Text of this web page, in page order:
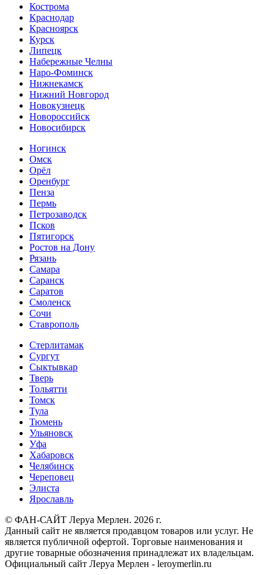
Кострома
Краснодар
Красноярск
Курск
Липецк
Набережные Челны
Наро-Фоминск
Нижнекамск
Нижний Новгород
Новокузнецк
Новороссийск
Новосибирск
Ногинск
Омск
Орёл
Оренбург
Пенза
Пермь
Петрозаводск
Псков
Пятигорск
Ростов на Дону
Рязань
Самара
Саранск
Саратов
Смоленск
Сочи
Ставрополь
Стерлитамак
Сургут
Сыктывкар
Тверь
Тольятти
Томск
Тула
Тюмень
Ульяновск
Уфа
Хабаровск
Челябинск
Череповец
Элиста
Ярославль
© ФАН-САЙТ Леруа Мерлен. 2026 г.
Данный сайт не является продавцом товаров или услуг. Не
является публичной офертой. Торговые наименования и
другие товарные обозначения принадлежат их владельцам.
Официальный сайт Леруа Мерлен - leroymerlin.ru